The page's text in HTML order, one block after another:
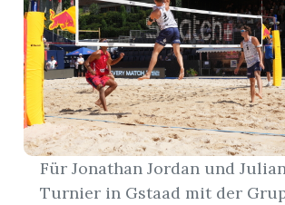
Für Jonathan Jordan und
Turnier in Gstaad mit der